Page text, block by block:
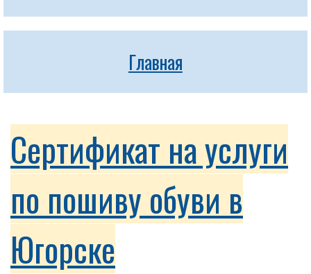
Главная
Сертификат на услуги
по пошиву обуви в
Югорске